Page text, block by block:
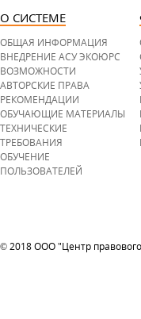
o
t
t
o
m
.
p
n
g
О СИСТЕМЕ
ОБЩАЯ ИНФОРМАЦИЯ
ВНЕДРЕНИЕ АСУ ЭКОЮРС
ВОЗМОЖНОСТИ
АВТОРСКИЕ ПРАВА
РЕКОМЕНДАЦИИ
ОБУЧАЮЩИЕ МАТЕРИАЛЫ
ТЕХНИЧЕСКИЕ
ТРЕБОВАНИЯ
ОБУЧЕНИЕ
ПОЛЬЗОВАТЕЛЕЙ
© 2018 ООО "Центр